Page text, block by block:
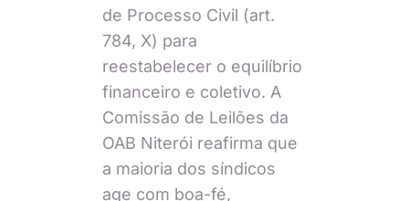
de Processo Civil (art.
784, X) para
reestabelecer o equilíbrio
financeiro e coletivo. A
Comissão de Leilões da
OAB Niterói reafirma que
a maioria dos síndicos
age com boa-fé,